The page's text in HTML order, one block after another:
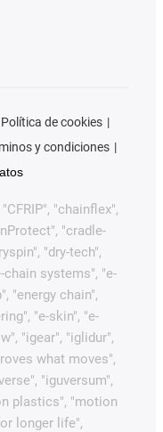
Política de cookies
y condiciones
"chainflex",
"cradle-
"dry-tech",
chain systems", "e-
"energy chain",
"e-skin", "e-
"igear", "iglidur",
what moves",
"iguversum",
plastics", "motion
longer life",